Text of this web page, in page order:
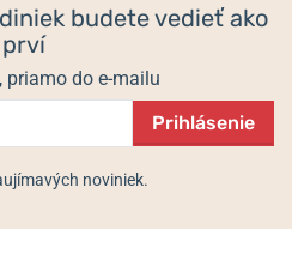
Nemecko /
rady Citizen
budete vedieť ako
prví
priamo do e-mailu
Prihlásenie
noviniek.